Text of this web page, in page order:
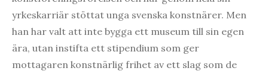
yrkeskarriär stöttat unga svenska konstnärer. Men
han har valt att inte bygga ett museum till sin egen
ära, utan instifta ett stipendium som ger
mottagaren konstnärlig frihet av ett slag som de